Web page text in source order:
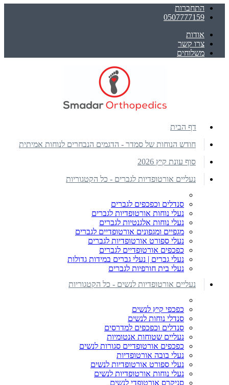
התחברות
0507777159
אודות
צרו קשר
משלוחים
דף הבית
חודש הנוחות של סמדר - הדגמים הנבחרים לנוחות אמיתית
סוף עונת קיץ 2026
נעליים אורטופדיות לגברים - כל הקטגוריות
סנדלים וכפכפים לגברים
נעלי נוחות אורטופדיות לגברים
נעלי נוחות אלגנטיות לגברים
מגפיים ומגפונים אורטופדיים לגברים
נעלי ספורט אורטופדיות לגברים
כפכפים אורטופדיים לגברים
נעלי גברים | נעלי גברים במידות גדולות
נעלי בית חורפיות לגברים
נעליים אורטופדיות לנשים - כל הקטגוריות
כפכפי קיץ לנשים
סנדלי נוחות לנשים
סנדלים וכפכפים למדרסים
נעליים שטוחות אנטומיות
כפכפים אורטופדיים סגורות לנשים
נעלי בובה אורטופדיות
נעלי ספורט אורטופדיות לנשים
נעלי נוחות אורטופדיות לנשים
סניקרס אורטופדי לנשים